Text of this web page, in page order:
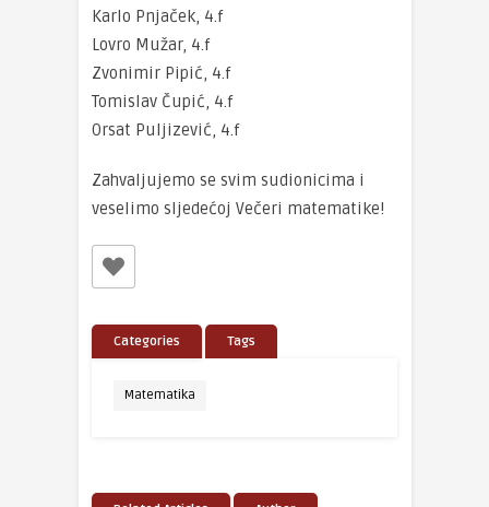
Karlo Pnjaček, 4.f
Lovro Mužar, 4.f
Zvonimir Pipić, 4.f
Tomislav Čupić, 4.f
Orsat Puljizević, 4.f
Zahvaljujemo se svim sudionicima i
veselimo sljedećoj Večeri matematike!
Categories Tags
Matematika